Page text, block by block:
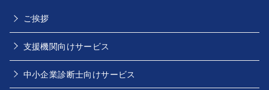
ご挨拶
支援機関向けサービス
中小企業診断士向けサービス